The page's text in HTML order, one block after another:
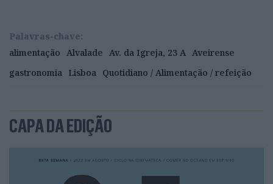
Palavras-chave:
alimentação Alvalade Av. da Igreja, 23 A Aveirense
gastronomia Lisboa Quotidiano / Alimentação / refeição
CAPA DA EDIÇÃO